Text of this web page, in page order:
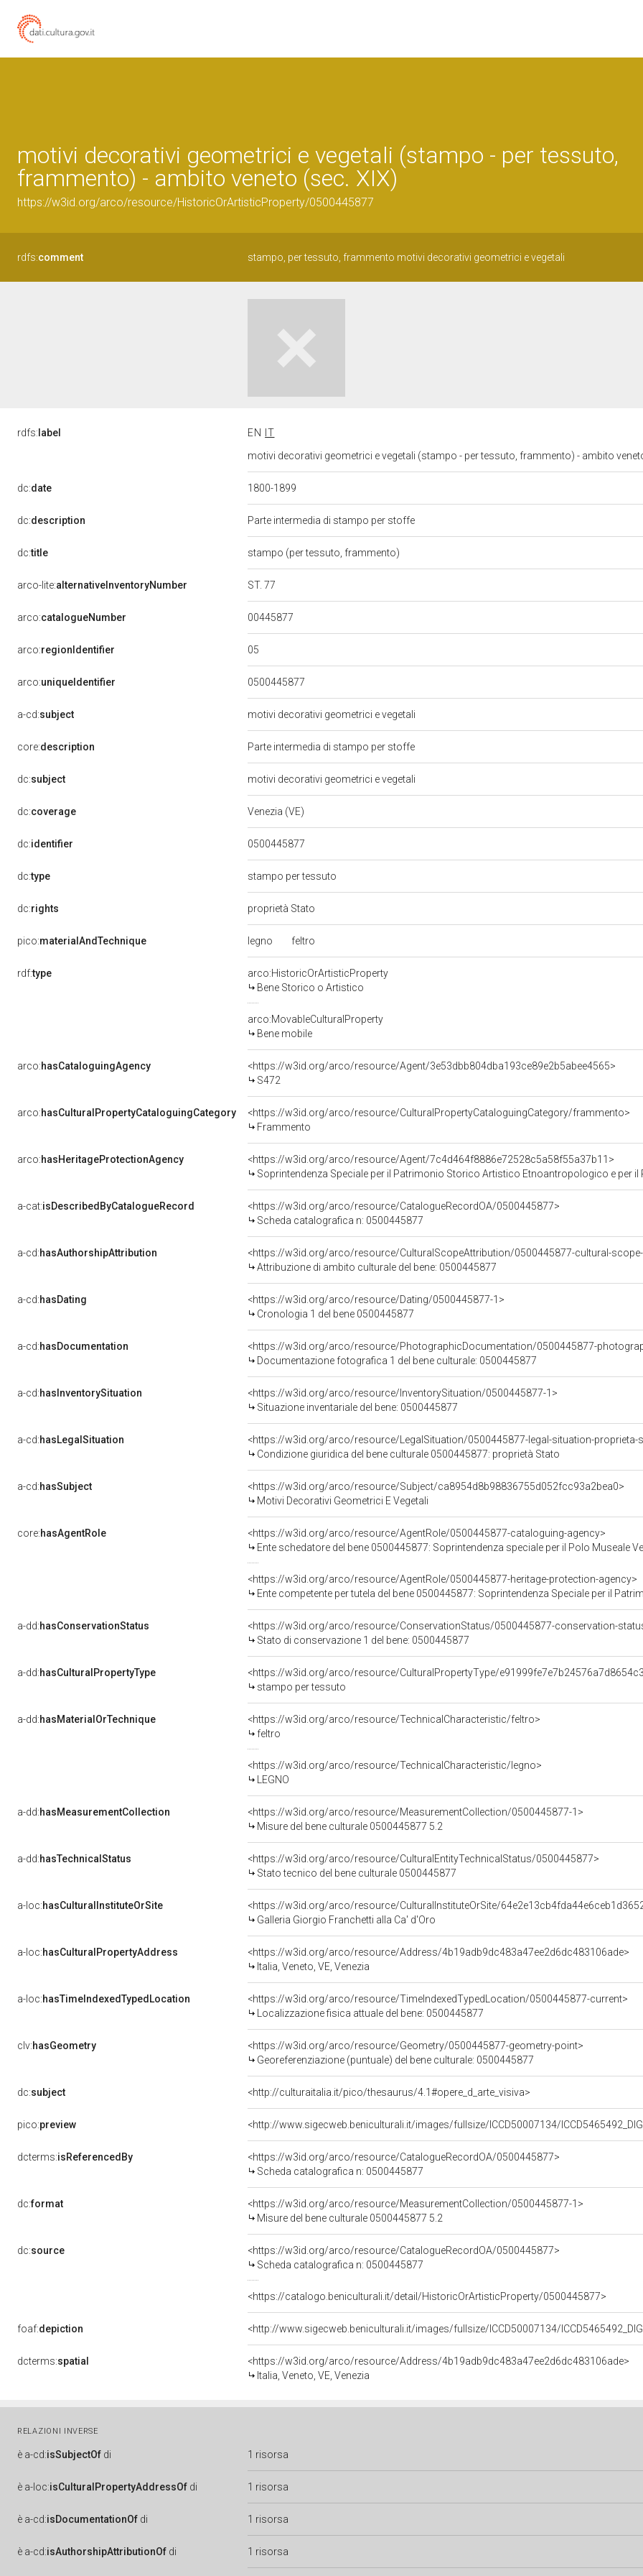
motivi decorativi geometrici e vegetali (stampo - per tessuto,
frammento) - ambito veneto (sec. XIX)
https://w3id.org/arco/resource/HistoricOrArtisticProperty/0500445877
rdfs:comment stampo, per tessuto, frammento motivi decorativi geometrici e vegetali
rdfs: label EN
IT
motivi decorativi geometrici e vegetali (stampo - per tessuto, frammento) - ambito
dc:date 1800-1899
dc:description Parte intermedia di stampo per stoffe
dc:title stampo (per tessuto, frammento)
arco-lite:alternativeInventoryNumber ST. 77
arco:catalogueNumber 00445877
arco:regionIdentifier 05
arco:uniqueIdentifier 0500445877
a-cd:subject motivi decorativi geometrici e vegetali
core:description Parte intermedia di stampo per stoffe
dc:subject motivi decorativi geometrici e vegetali
dc:coverage Venezia (VE)
dc:identifier 0500445877
dc:type stampo per tessuto
dc:rights proprietà Stato
pico:materialAndTechnique legno feltro
rdf:type
arco:HistoricOrArtisticProperty
Bene Storico o Artistico
arco:MovableCulturalProperty
Bene mobile
arco:hasCataloguingAgency
<https://w3id.org/arco/resource/Agent/3e53dbb804dba193ce89e2b5abee4565>
S472
arco:hasCulturalPropertyCataloguingCategory
<https://w3id.org/arco/resource/CulturalPropertyCataloguingCategory/frammento>
Frammento
arco:hasHeritageProtectionAgency
<https://w3id.org/arco/resource/Agent/7c4d464f8886e72528c5a58f55a37b11>
Soprintendenza Speciale per il Patrimonio Storico Artistico Etnoantropologico e per il
a-cat:isDescribedByCatalogueRecord
<https://w3id.org/arco/resource/CatalogueRecordOA/0500445877>
Scheda catalografica n: 0500445877
a-cd:hasAuthorshipAttribution
<https://w3id.org/arco/resource/CulturalScopeAttribution/0500445877-cultural-
Attribuzione di ambito culturale del bene: 0500445877
a-cd:hasDating
<https://w3id.org/arco/resource/Dating/0500445877-1>
Cronologia 1 del bene 0500445877
a-cd:hasDocumentation
<https://w3id.org/arco/resource/PhotographicDocumentation/0500445877-
Documentazione fotografica 1 del bene culturale: 0500445877
a-cd:hasInventorySituation
<https://w3id.org/arco/resource/InventorySituation/0500445877-1>
Situazione inventariale del bene: 0500445877
a-cd:hasLegalSituation
<https://w3id.org/arco/resource/LegalSituation/0500445877-legal-situation-proprieta-
Condizione giuridica del bene culturale 0500445877: proprietà Stato
a-cd:hasSubject
<https://w3id.org/arco/resource/Subject/ca8954d8b98836755d052fcc93a2bea0>
Motivi Decorativi Geometrici E Vegetali
core:hasAgentRole
<https://w3id.org/arco/resource/AgentRole/0500445877-cataloguing-agency>
Ente schedatore del bene 0500445877: Soprintendenza speciale per il Polo Museale
<https://w3id.org/arco/resource/AgentRole/0500445877-heritage-protection-agency>
Ente competente per tutela del bene 0500445877: Soprintendenza Speciale per il Patrimonio Storico Artistico
a-dd:hasConservationStatus
<https://w3id.org/arco/resource/ConservationStatus/0500445877-conservation-
Stato di conservazione 1 del bene: 0500445877
a-dd:hasCulturalPropertyType
<https://w3id.org/arco/resource/CulturalPropertyType/
stampo per tessuto
a-dd:hasMaterialOrTechnique
<https://w3id.org/arco/resource/TechnicalCharacteristic/feltro>
feltro
<https://w3id.org/arco/resource/TechnicalCharacteristic/legno>
LEGNO
a-dd:hasMeasurementCollection
<https://w3id.org/arco/resource/MeasurementCollection/0500445877-1>
Misure del bene culturale 0500445877 5.2
a-dd:hasTechnicalStatus
<https://w3id.org/arco/resource/CulturalEntityTechnicalStatus/0500445877>
Stato tecnico del bene culturale 0500445877
a-loc:hasCulturalInstituteOrSite
<https://w3id.org/arco/resource/CulturalInstituteOrSite/
Galleria Giorgio Franchetti alla Ca' d'Oro
a-loc:hasCulturalPropertyAddress
<https://w3id.org/arco/resource/Address/4b19adb9dc483a47ee2d6dc483106ade>
Italia, Veneto, VE, Venezia
a-loc:hasTimeIndexedTypedLocation
<https://w3id.org/arco/resource/TimeIndexedTypedLocation/0500445877-current>
Localizzazione fisica attuale del bene: 0500445877
clv:hasGeometry
<https://w3id.org/arco/resource/Geometry/0500445877-geometry-point>
Georeferenziazione (puntuale) del bene culturale: 0500445877
dc:subject <http://culturaitalia.it/pico/thesaurus/4.1#opere_d_arte_visiva>
pico:preview <http://www.sigecweb.beniculturali.it/images/fullsize/ICCD50007134/
dcterms:isReferencedBy
<https://w3id.org/arco/resource/CatalogueRecordOA/0500445877>
Scheda catalografica n: 0500445877
dc:format
<https://w3id.org/arco/resource/MeasurementCollection/0500445877-1>
Misure del bene culturale 0500445877 5.2
dc:source
<https://w3id.org/arco/resource/CatalogueRecordOA/0500445877>
Scheda catalografica n: 0500445877
<https://catalogo.beniculturali.it/detail/HistoricOrArtisticProperty/0500445877>
foaf:depiction <http://www.sigecweb.beniculturali.it/images/fullsize/ICCD50007134/
dcterms:spatial
<https://w3id.org/arco/resource/Address/4b19adb9dc483a47ee2d6dc483106ade>
Italia, Veneto, VE, Venezia
RELAZIONI INVERSE
è a-cd:isSubjectOf di 1 risorsa
è a-loc:isCulturalPropertyAddressOf di 1 risorsa
è a-cd:isDocumentationOf di 1 risorsa
è a-cd:isAuthorshipAttributionOf di 1 risorsa